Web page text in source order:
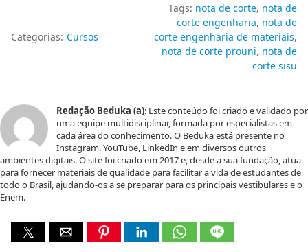
Categorias: Cursos
Tags: nota de corte nota de
corte engenharia nota de
corte engenharia de materiais
nota de corte prouni nota de
corte sisu
Redação Beduka (a): Este conteúdo foi criado e validado por
uma equipe multidisciplinar, formada por especialistas em
cada área do conhecimento. O Beduka está presente no
Instagram, YouTube, LinkedIn e em diversos outros
ambientes digitais. O site foi criado em 2017 e, desde a sua fundação, atua
para fornecer materiais de qualidade para facilitar a vida de estudantes de
todo o Brasil, ajudando-os a se preparar para os principais vestibulares e o
Enem.